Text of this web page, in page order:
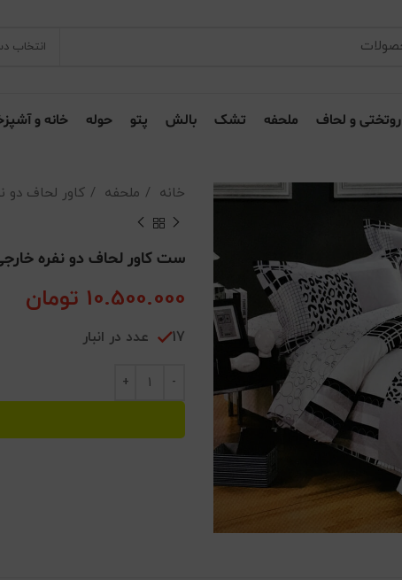
انتخاب
روتختی و لحاف ملحفه تشک بالش پتو حوله خانه و
خانه ملحفه کاور لحاف دو
ست کاور لحاف دو نفره
10.500.000 تومان
17 عدد در انبار